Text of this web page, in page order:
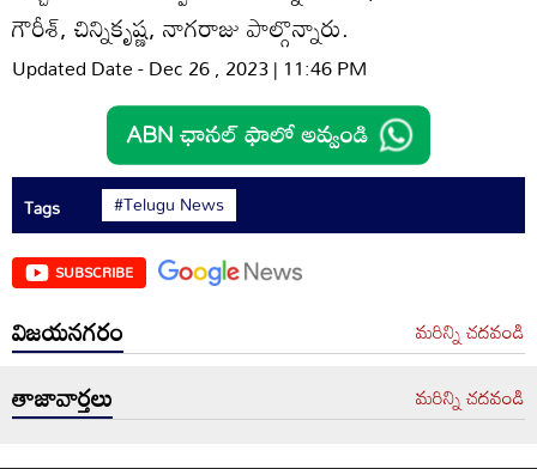
గౌరీశ్‌, చిన్నికృష్ణ, నాగరాజు పాల్గొన్నారు.
Updated Date - Dec 26 , 2023 | 11:46 PM
Tags #Telugu News
SUBSCRIBE
విజయనగరం మరిన్ని చదవండి
తాజావార్తలు మరిన్ని చదవండి